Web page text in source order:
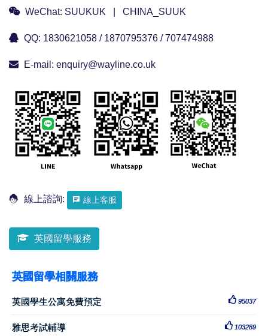
WeChat: SUUKUK | CHINA_SUUK
QQ: 1830621058 / 1870795376 / 707474988
E-mail: enquiry@wayline.co.uk
線上諮詢: 線上客服
英國留學服務
英國留學相關服務
英國學生公寓免費預定 95037
雅思考試輔導 103289